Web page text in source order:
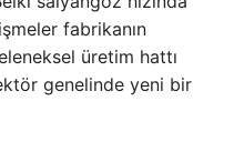
fabrikanın
üretim hattı
genelinde yeni bir